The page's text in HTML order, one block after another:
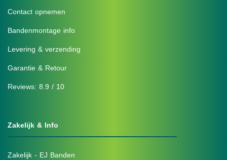
Contact opnemen
Bandenmontage info
Levering & verzending
Garantie & Retour
Reviews: 8.9 / 10
Zakelijk & Info
Zakelijk - EJ Banden